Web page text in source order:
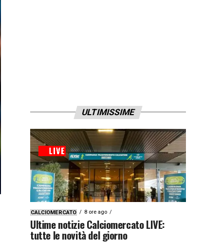
ULTIMISSIME
CALCIOMERCATO 8 ore ago
Ultime notizie Calciomercato LIVE:
tutte le novità del giorno